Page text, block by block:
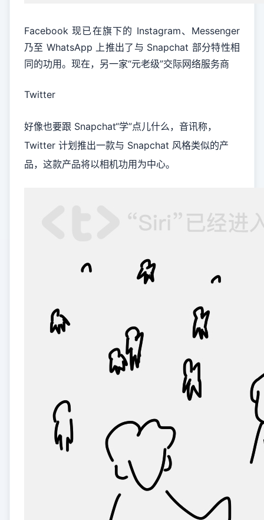
Facebook 现已在旗下的 Instagram、Messenger
乃至 WhatsApp 上推出了与 Snapchat 部分特性相
同的功用。现在，另一家“元老级”交际网络服务商
Twitter
好像也要跟 Snapchat“学”点儿什么，音讯称，
Twitter 计划推出一款与 Snapchat 风格类似的产
品，这款产品将以相机功用为中心。